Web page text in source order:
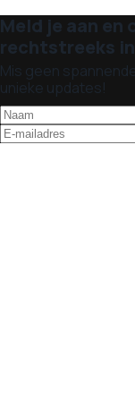
Meld je aan
rechtstreeks
Mis geen
unieke updates!